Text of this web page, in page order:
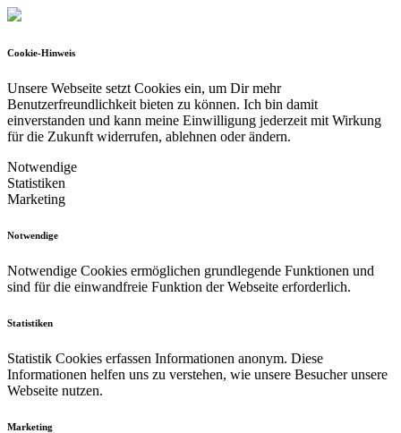
Cookie-Hinweis
Unsere Webseite setzt Cookies ein, um Dir mehr
Benutzerfreundlichkeit bieten zu können. Ich bin damit
einverstanden und kann meine Einwilligung jederzeit mit Wirkung
für die Zukunft widerrufen, ablehnen oder ändern.
Notwendige
Statistiken
Marketing
Notwendige
Notwendige Cookies ermöglichen grundlegende Funktionen und
sind für die einwandfreie Funktion der Webseite erforderlich.
Statistiken
Statistik Cookies erfassen Informationen anonym. Diese
Informationen helfen uns zu verstehen, wie unsere Besucher unsere
Webseite nutzen.
Marketing